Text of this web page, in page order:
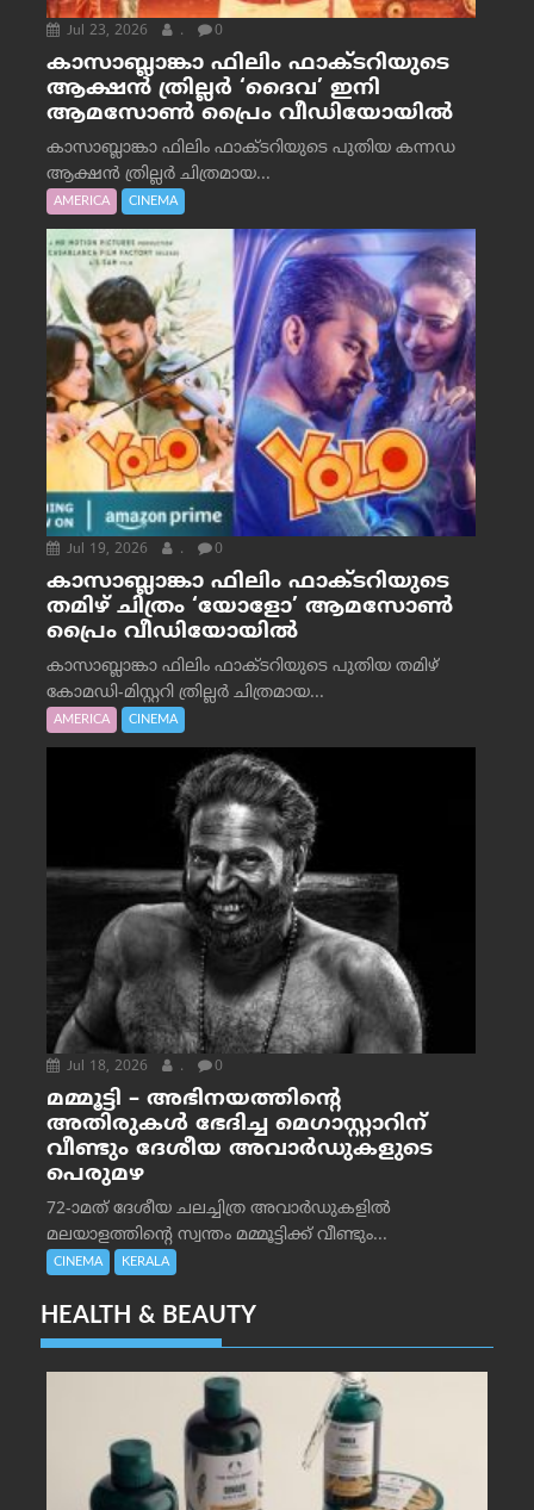
Jul 23, 2026 . 0
കാസാബ്ലാങ്കാ ഫിലിം ഫാക്ടറിയുടെ
ആക്ഷൻ ത്രില്ലർ ‘ദൈവ’ ഇനി
ആമസോൺ പ്രൈം വീഡിയോയിൽ
കാസാബ്ലാങ്കാ ഫിലിം ഫാക്ടറിയുടെ പുതിയ കന്നഡ
ആക്ഷൻ ത്രില്ലർ ചിത്രമായ...
AMERICA CINEMA
Jul 19, 2026 . 0
കാസാബ്ലാങ്കാ ഫിലിം ഫാക്ടറിയുടെ
തമിഴ് ചിത്രം ‘യോളോ’ ആമസോൺ
പ്രൈം വീഡിയോയിൽ
കാസാബ്ലാങ്കാ ഫിലിം ഫാക്ടറിയുടെ പുതിയ തമിഴ്
കോമഡി-മിസ്റ്ററി ത്രില്ലർ ചിത്രമായ...
AMERICA CINEMA
Jul 18, 2026 . 0
മമ്മൂട്ടി – അഭിനയത്തിന്റെ
അതിരുകൾ ഭേദിച്ച മെഗാസ്റ്റാറിന്
വീണ്ടും ദേശീയ അവാർഡുകളുടെ
പെരുമഴ
72-ാമത് ദേശീയ ചലച്ചിത്ര അവാര്‍ഡുകളില്‍
മലയാളത്തിന്റെ സ്വന്തം മമ്മൂട്ടിക്ക് വീണ്ടും...
CINEMA KERALA
HEALTH & BEAUTY